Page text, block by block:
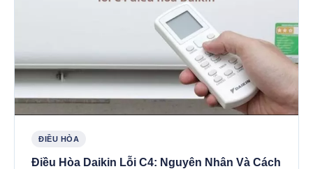
ĐIỀU HÒA
Điều Hòa Daikin Lỗi C4: Nguyên Nhân Và Cách